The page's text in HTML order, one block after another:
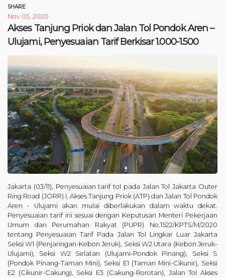
SHARE
Nov 03, 2020
Akses Tanjung Priok dan Jalan Tol Pondok Aren –
Ulujami, Penyesuaian Tarif Berkisar 1.000-1.500
Jakarta (03/11), Penyesuaian tarif tol pada Jalan Tol Jakarta Outer
Ring Road (JORR) I, Akses Tanjung Priok (ATP) dan Jalan Tol Pondok
Aren - Ulujami akan mulai diberlakukan dalam waktu dekat.
Penyesuaian tarif ini sesuai dengan Keputusan Menteri Pekerjaan
Umum dan Perumahan Rakyat (PUPR) No.1522/KPTS/M/2020
tentang Penyesuaian Tarif Pada Jalan Tol Lingkar Luar Jakarta
Seksi W1 (Penjaringan-Kebon Jeruk), Seksi W2 Utara (Kebon Jeruk-
Ulujami), Seksi W2 Selatan (Ulujami-Pondok Pinang), Seksi S
(Pondok Pinang-Taman Mini), Seksi E1 (Taman Mini-Cikunir), Seksi
E2 (Cikunir-Cakung), Seksi E3 (Cakung-Rorotan), Jalan Tol Akses